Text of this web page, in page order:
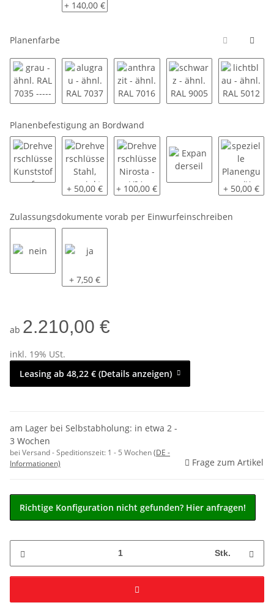
StandartRollo ( ruckzuck auf und zu )
+ 140,00 €
Planenfarbe
Planenbefestigung an Bordwand
Drehverschlüsse Kunststoff
Drehverschlüsse Stahl, verzinkt
+ 50,00 € Drehverschlüsse Nirosta - V2A
+ 100,00 € Expanderseilspezielle
+ 50,00 €
Zulassungsdokumente vorab per Einwurfeinschreiben
ja
+ 7,50 €
ab 2.210,00 €
inkl. 19% USt.
Leasing ab 48,22 € (Details anzeigen)
am Lager bei Selbstabholung: in etwa 2 -
3 Wochen
bei Versand - Speditionszeit: 1 - 5 Wochen(DE -
Informationen)
Frage zum Artikel
Richtige Konfiguration nicht gefunden? Hier anfragen!
Stk.